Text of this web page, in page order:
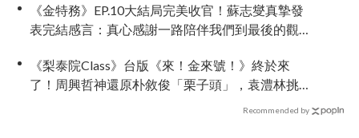
《金特務》EP.10大結局完美收官！蘇志燮真摯發
表完結感言：真心感謝一路陪伴我們到最後的觀
《梨泰院Class》台版《來！金來號！》終於來
了！周興哲神還原朴敘俊「栗子頭」，袁澧林挑
Recommended by